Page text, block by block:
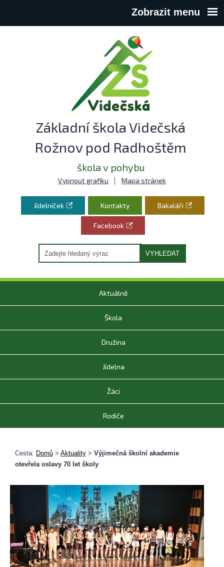
Zobrazit menu
Základní škola Videčská
Rožnov pod Radhoštěm
škola v pohybu
Vypnout grafiku Mapa stránek
Jídelníček Kontakty Bakaláři
Facebook
VYHLEDAT
Aktuálně
Škola
Družina
Jídelna
Žáci
Rodiče
Cesta: Domů > Aktuality > Výjimečná školní akademie
otevřela oslavy 70 let školy